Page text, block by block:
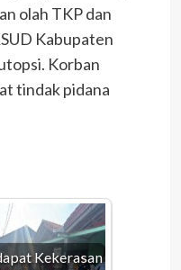
olah TKP dan
Kabupaten
Korban
tindak pidana
Kekerasan